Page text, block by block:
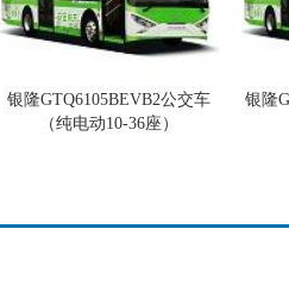
银隆GTQ6105BEVB2公交车
（纯电动10-36座）
银隆